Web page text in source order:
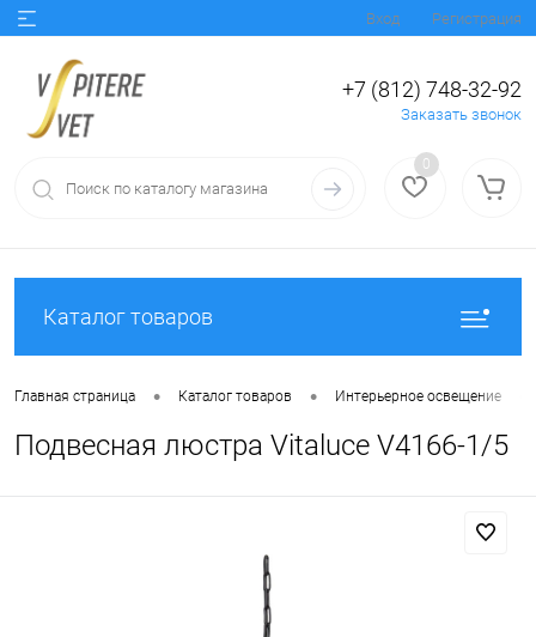
Вход Регистрация
+7 (812) 748-32-92
Заказать звонок
0
Каталог товаров
Главная страница • Каталог товаров • Интерьерное освещение
Подвесная люстра Vitaluce V4166-1/5